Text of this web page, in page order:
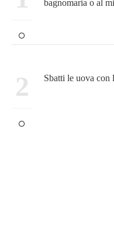
bagnomaria o al
2 Sbatti le uova